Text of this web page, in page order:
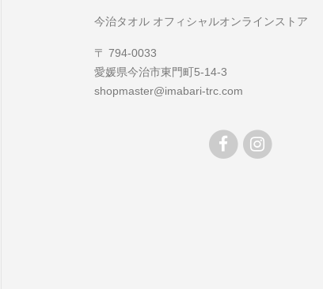
今治タオル オフィシャルオンラインストア
〒 794-0033
愛媛県今治市東門町5-14-3
shopmaster@imabari-trc.com